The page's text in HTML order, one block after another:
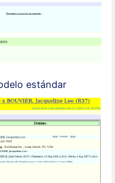
estándar